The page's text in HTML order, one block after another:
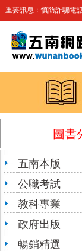
重要訊息：慎防詐騙電
圖書
五南本版
公職考試
教科專業
政府出版
暢銷精選